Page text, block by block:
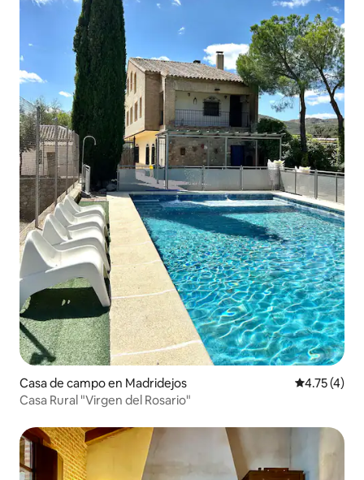
Casa de campo en Madridejos Calificación
4.75 (4)
Casa Rural "Virgen del Rosario"